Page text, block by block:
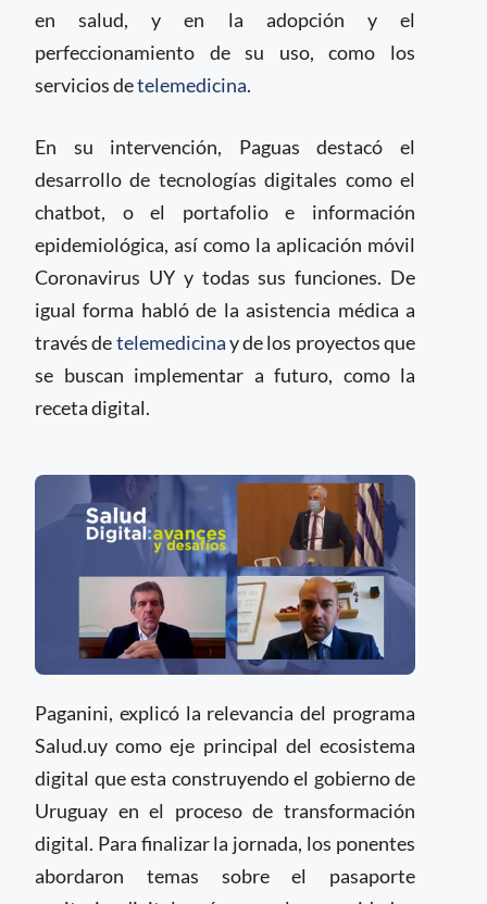
en salud, y en la adopción y el
perfeccionamiento de su uso, como los
servicios detelemedicina.
En su intervención, Paguas destacó el
desarrollo de tecnologías digitales como el
chatbot, o el portafolio e información
epidemiológica, así como la aplicación móvil
Coronavirus UY y todas sus funciones. De
igual forma habló de la asistencia médica a
través detelemedicinay de los proyectos que
se buscan implementar a futuro, como la
receta digital.
Paganini, explicó la relevancia del programa
Salud.uy como eje principal del ecosistema
digital que esta construyendo el gobierno de
Uruguay en el proceso de transformación
digital. Para finalizar la jornada, los ponentes
abordaron temas sobre el pasaporte